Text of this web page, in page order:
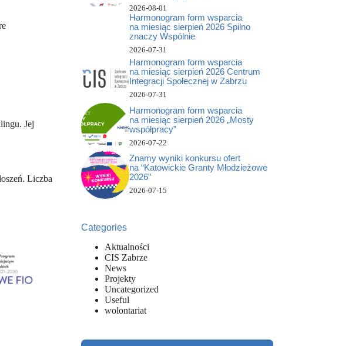
Jej
Liczba
2026-08-01
Harmonogram form wsparcia
na miesiąc sierpień 2026 Spilno
znaczy Wspólnie
2026-07-31
Harmonogram form wsparcia
na miesiąc sierpień 2026 Centrum
Integracji Społecznej w Zabrzu
2026-07-31
Harmonogram form wsparcia
na miesiąc sierpień 2026 „Mosty
współpracy”
2026-07-22
Znamy wyniki konkursu ofert
na “Katowickie Granty Młodzieżowe
2026”
2026-07-15
Categories
Aktualności
CIS Zabrze
News
Projekty
Uncategorized
Useful
wolontariat